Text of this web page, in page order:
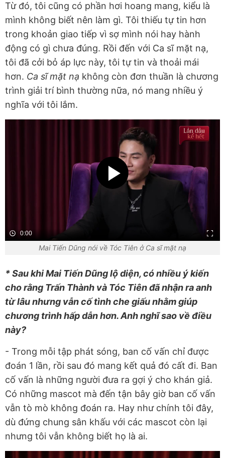
Từ đó, tôi cũng có phần hơi hoang mang, kiểu là
mình không biết nên làm gì. Tôi thiếu tự tin hơn
trong khoản giao tiếp vì sợ mình nói hay hành
động có gì chưa đúng. Rồi đến với Ca sĩ mặt nạ,
tôi đã cởi bỏ áp lực này, tôi tự tin và thoải mái
hơn. Ca sĩ mặt nạ không còn đơn thuần là chương
trình giải trí bình thường nữa, nó mang nhiều ý
nghĩa với tôi lắm.
0:00
Mai Tiến Dũng nói về Tóc Tiên ở Ca sĩ mặt nạ
* Sau khi Mai Tiến Dũng lộ diện, có nhiều ý kiến
cho rằng Trấn Thành và Tóc Tiên đã nhận ra anh
từ lâu nhưng vẫn cố tình che giấu nhằm giúp
chương trình hấp dẫn hơn. Anh nghĩ sao về điều
này?
- Trong mỗi tập phát sóng, ban cố vấn chỉ được
đoán 1 lần, rồi sau đó mang kết quả đó cất đi. Ban
cố vấn là những người đưa ra gợi ý cho khán giả.
Có những mascot mà đến tận bây giờ ban cố vấn
vẫn tò mò không đoán ra. Hay như chính tôi đây,
dù đứng chung sân khấu với các mascot còn lại
nhưng tôi vẫn không biết họ là ai.